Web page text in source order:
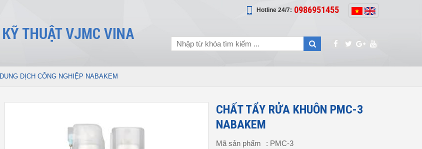
Hotline 24/7: 0986951455
DUNG DỊCH CÔNG NGHIỆP NABAKEM
CHẤT TẨY RỬA KHUÔN PMC-3
NABAKEM
Mã sản phẩm
: PMC-3